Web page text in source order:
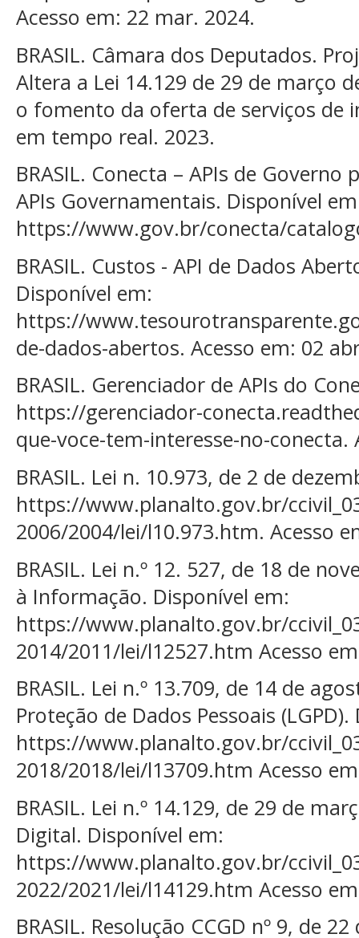
Acesso em: 22 mar. 2024.
BRASIL. Câmara dos Deputados.
Altera a Lei 14.129 de 29 de março
o fomento da oferta de serviços de
em tempo real. 2023.
BRASIL. Conecta – APIs de
APIs Governamentais. Disponível
https://www.gov.br/conecta/
BRASIL. Custos - API de Dados
Disponível em:
https://
de-dados-abertos. Acesso em: 02
BRASIL. Gerenciador de APIs do
https://gerenciador-
que-voce-tem-interesse-no-conecta.
BRASIL. Lei n. 10.973, de 2 de
https://www.planalto.gov.br/
2006/2004/lei/l10.973.htm. Acesso
BRASIL. Lei n.º 12. 527, de 18 de
à Informação. Disponível em:
https://www.planalto.gov.br/
2014/2011/lei/l12527.htm Acesso
BRASIL. Lei n.º 13.709, de 14 de
Proteção de Dados Pessoais
https://www.planalto.gov.br/
2018/2018/lei/l13709.htm Acesso
BRASIL. Lei n.º 14.129, de 29 de
Digital. Disponível em:
https://www.planalto.gov.br/
2022/2021/lei/l14129.htm Acesso
BRASIL. Resolução CCGD nº 9, de